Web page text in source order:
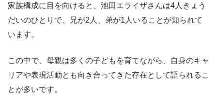
家族構成に目を向けると、池田エライザさんは4人きょう
だいのひとりで、兄が2人、弟が1人いることが知られて
います。
この中で、母親は多くの子どもを育てながら、自身のキャ
リアや表現活動とも向き合ってきた存在として語られるこ
とが多いです。